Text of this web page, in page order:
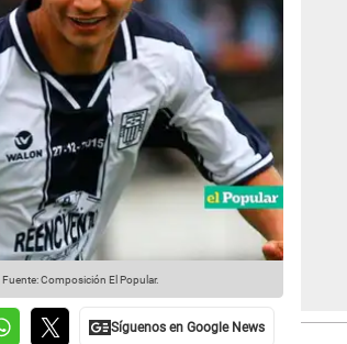
Fuente: Composición El Popular.